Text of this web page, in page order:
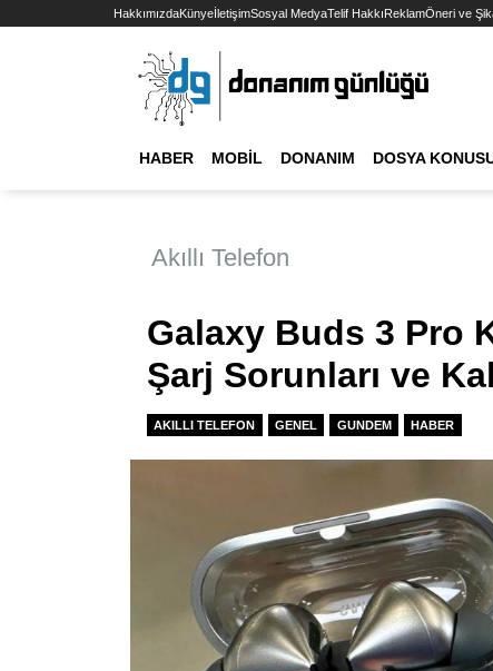
HakkımızdaKünyeİletişimSosyal MedyaTelif HakkıReklamÖneri ve
HABER MOBIL DONANIM DOSYA
Akıllı Telefon
Galaxy Buds 3 Pro
Şarj Sorunları ve
AKILLI TELEFON GENEL GUNDEM HABER